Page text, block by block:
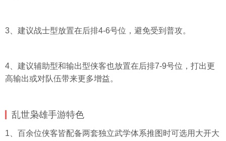
3、建议战士型放置在后排4-6号位，避免受到普攻。
4、建议辅助型和输出型侠客也放置在后排7-9号位，打出更
高输出或对队伍带来更多增益。
乱世枭雄手游特色
1、百余位侠客皆配备两套独立武学体系推图时可选用大开大